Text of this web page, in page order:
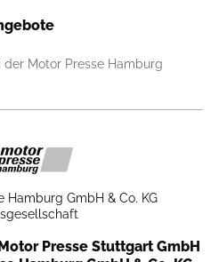
Motor Presse Hamburg
Hamburg GmbH & Co. KG
Presse Stuttgart GmbH